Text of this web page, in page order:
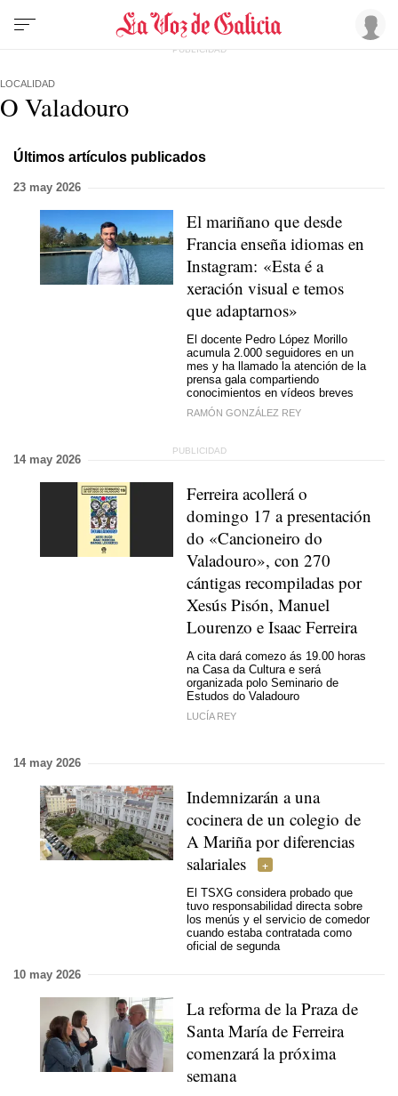
LOCALIDAD
O Valadouro
Últimos artículos publicados
23 may 2026
El mariñano que desde
Francia enseña idiomas en
Instagram: «Esta é a
xeración visual e temos
que adaptarnos»
El docente Pedro López Morillo
acumula 2.000 seguidores en un
mes y ha llamado la atención de la
prensa gala compartiendo
conocimientos en vídeos breves
RAMÓN GONZÁLEZ REY
14 may 2026
Ferreira acollerá o
domingo 17 a presentación
do «Cancioneiro do
Valadouro», con 270
cántigas recompiladas por
Xesús Pisón, Manuel
Lourenzo e Isaac Ferreira
A cita dará comezo ás 19.00 horas
na Casa da Cultura e será
organizada polo Seminario de
Estudos do Valadouro
LUCÍA REY
14 may 2026
Indemnizarán a una
cocinera de un colegio de
A Mariña por diferencias
salariales
El TSXG considera probado que
tuvo responsabilidad directa sobre
los menús y el servicio de comedor
cuando estaba contratada como
oficial de segunda
10 may 2026
La reforma de la Praza de
Santa María de Ferreira
comenzará la próxima
semana